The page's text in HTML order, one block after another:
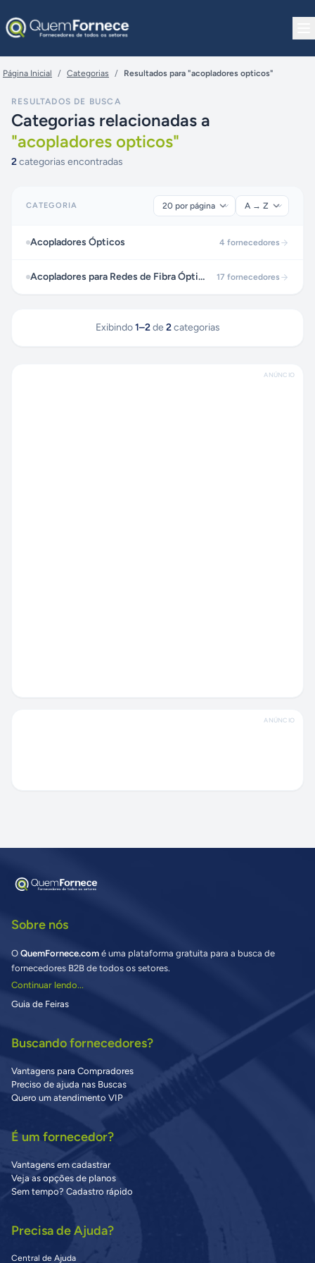
Página Inicial / Categorias / Resultados para "acopladores opticos"
RESULTADOS DE BUSCA
Categorias relacionadas a
"acopladores opticos"
2categorias encontradas
CATEGORIA
Acopladores Ópticos 4 fornecedores
Acopladores para Redes de Fibra Óptica 17 fornecedores
Exibindo 1–2 de 2 categorias
ANÚNCIO
ANÚNCIO
Sobre nós
O QuemFornece.com é uma plataforma gratuita para a busca de
fornecedores B2B de todos os setores.
Continuar lendo...
Guia de Feiras
Buscando fornecedores?
Vantagens para Compradores
Preciso de ajuda nas Buscas
Quero um atendimento VIP
É um fornecedor?
Vantagens em cadastrar
Veja as opções de planos
Sem tempo? Cadastro rápido
Precisa de Ajuda?
Central de Ajuda